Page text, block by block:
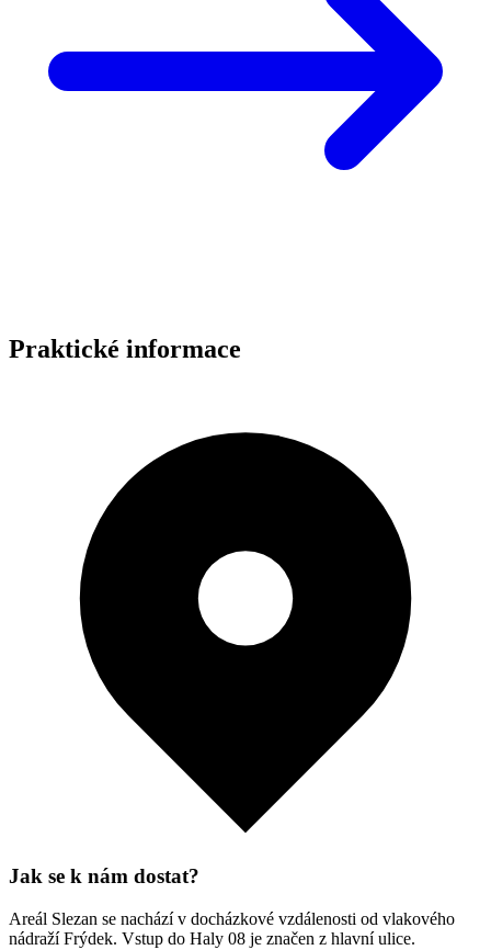
Praktické informace
Jak se k nám dostat?
Areál Slezan se nachází v docházkové vzdálenosti od vlakového
nádraží Frýdek. Vstup do Haly 08 je značen z hlavní ulice.